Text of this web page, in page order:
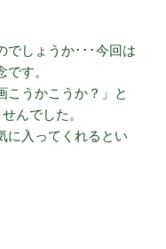
でしょうか･･･今回は
す。
こうかこうか？」と
んでした。
に入ってくれるとい